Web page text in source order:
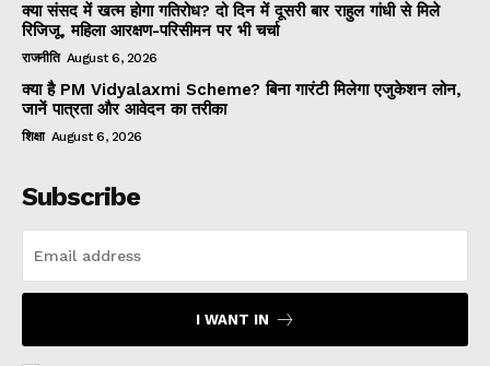
क्या संसद में खत्म होगा गतिरोध? दो दिन में दूसरी बार राहुल गांधी से मिले
रिजिजू, महिला आरक्षण-परिसीमन पर भी चर्चा
राजनीति August 6, 2026
क्या है PM Vidyalaxmi Scheme? बिना गारंटी मिलेगा एजुकेशन लोन,
जानें पात्रता और आवेदन का तरीका
शिक्षा August 6, 2026
Subscribe
I WANT IN